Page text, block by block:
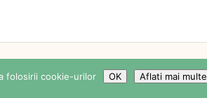
Bloglo WordPress Theme
folosirii cookie-urilor OK Aflati mai multe